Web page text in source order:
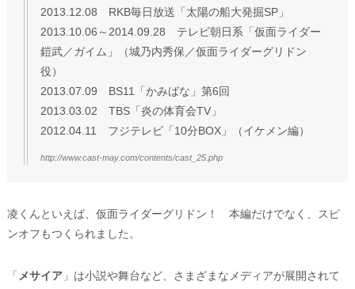
2013.12.08 RKB毎日放送「太陽の船大発掘SP」
2013.10.06～2014.09.28 テレビ朝日系「仮面ライダー
鎧武／ガイム」（城乃内秀保／仮面ライダーグリドン
役）
2013.07.09 BS11「かみばな」第6回
2013.03.02 TBS「炎の体育会TV」
2012.04.11 フジテレビ「10分BOX」（イケメン編）
http://www.cast-may.com/contents/cast_25.php
凌くんといえば、仮面ライダーグリドン！ 本編だけでなく、スピ
ンオフもつくられました。
「 メサイア」は小説や舞台など、さまざまなメディアが展開されて